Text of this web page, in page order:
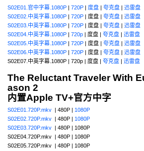
S02E01.官中字幕.1080P 720P 度盘 夸克盘
迅雷盘
S02E02.中英字幕.1080P
720P | 度盘 | 夸克盘
迅雷盘
S02E03.中英字幕.1080P
720P | 度盘 | 夸克盘
迅雷盘
S02E04.中英字幕.1080P
720p | 度盘 | 夸克盘
迅雷盘
S02E05.中英字幕.1080P
720P | 度盘 | 夸克盘
迅雷盘
S02E06.中英字幕.1080P
720P | 度盘 | 夸克盘
迅雷盘
S02E07.中英字幕.1080P | 720p | 度盘 | 夸克盘 迅雷盘
The Reluctant Traveler With
ason 2
内置Apple TV+官方中字
S02E01.720P.mkv | 480P | 1080P
S02E02.720P.mkv | 480P | 1080P
S02E03.720P.mkv | 480P | 1080P
S02E04.720P.mkv | 480P | 1080P
S02E05.720P.mkv | 480P | 1080P